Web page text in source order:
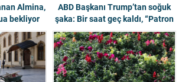
Almina,
bekliyor
ABD Başkanı Trump’tan soğuk
şaka: Bir saat geç kaldı, “Patron
benim” dedi